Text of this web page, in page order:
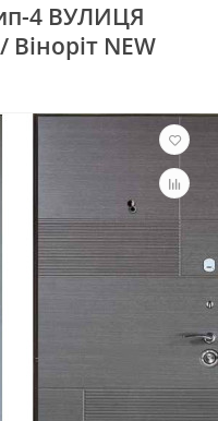
4 ВУЛИЦЯ
NEW